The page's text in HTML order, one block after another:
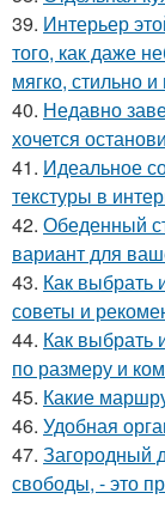
39. Интерьер
того, как даже
мягко, стильно
40. Недавно
хочется
41. Идеальное
текстуры в
42. Обеденный
вариант для
43. Как выбрать
советы и
44. Как выбрать
по размеру и
45. Какие
46. Удобная
47. Загородный
свободы, - это